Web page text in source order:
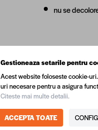
nu se
1.44 mp/cutie
Gestioneaza setarile pentru
Acest website foloseste cookie-
uri necesare pentru a asigura
Citeste mai multe detalii.
ACCEPTA TOATE